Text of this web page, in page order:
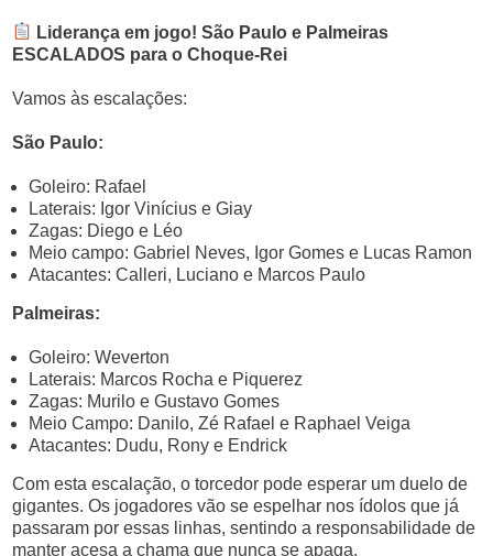
Liderança em jogo! São Paulo e Palmeiras
ESCALADOS para o Choque-Rei
Vamos às escalações:
São Paulo:
Goleiro: Rafael
Laterais: Igor Vinícius e Giay
Zagas: Diego e Léo
Meio campo: Gabriel Neves, Igor Gomes e Lucas Ramon
Atacantes: Calleri, Luciano e Marcos Paulo
Palmeiras:
Goleiro: Weverton
Laterais: Marcos Rocha e Piquerez
Zagas: Murilo e Gustavo Gomes
Meio Campo: Danilo, Zé Rafael e Raphael Veiga
Atacantes: Dudu, Rony e Endrick
Com esta escalação, o torcedor pode esperar um duelo de
gigantes. Os jogadores vão se espelhar nos ídolos que já
passaram por essas linhas, sentindo a responsabilidade de
manter acesa a chama que nunca se apaga.